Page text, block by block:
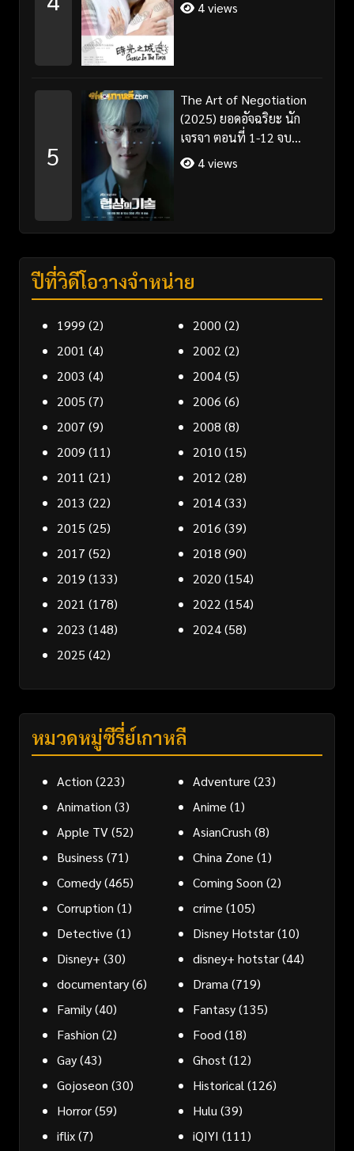
4 views
5
The Art of Negotiation
(2025) ยอดอัจฉริยะ นัก
เจรจา ตอนที่ 1-12 จบ
พากย์ไทย/ซับไทย
4 views
ปีที่วิดีโอวางจำหน่าย
1999 (2) 2000 (2)
2001 (4) 2002 (2)
2003 (4) 2004(5)
2005 (7) 2006 (6)
2007 (9) 2008 (8)
2009 (11) 2010 (15)
2011 (21) 2012 (28)
2013 (22) 2014(33)
2015 (25) 2016 (39)
2017 (52) 2018 (90)
2019 (133) 2020 (154)
2021 (178) 2022 (154)
2023 (148) 2024(58)
2025 (42)
หมวดหมู่ซีรี่ย์เกาหลี
Action (223) Adventure (23)
Animation (3) Anime (1)
Apple TV(52) AsianCrush (8)
Business (71) China Zone (1)
Comedy(465) Coming Soon (2)
Corruption (1) crime (105)
Detective (1) Disney Hotstar(10)
Disney+ (30) disney+ hotstar(44)
documentary(6) Drama (719)
Family(40) Fantasy(135)
Fashion (2) Food (18)
Gay(43) Ghost (12)
Gojoseon (30) Historical (126)
Horror(59) Hulu (39)
iflix(7) iQIYI (111)